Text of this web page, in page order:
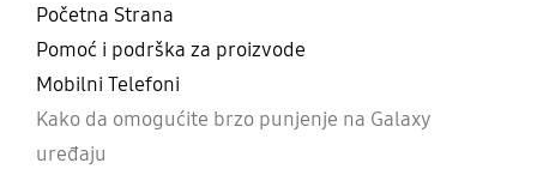
Početna Strana
Pomoć i podrška za proizvode
Mobilni Telefoni
Kako da omogućite brzo punjenje na Galaxy
uređaju